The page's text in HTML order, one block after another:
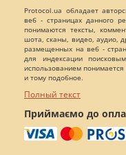
Protocol.ua обладает
веб - страницах данного
понимаются тексты,
шота, сканы, видео, аудио,
размещенных на веб -
для индексации
использованием
и тому подобное.
Полный текст
Приймаємо до